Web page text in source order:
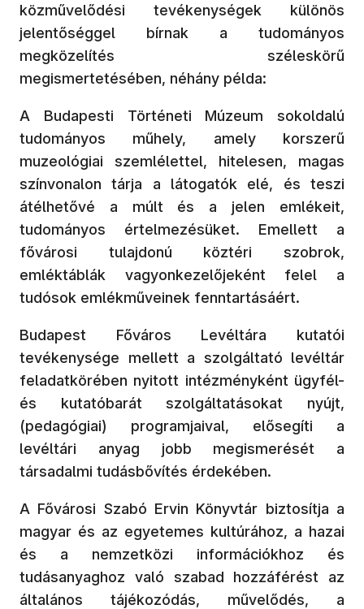
közművelődési tevékenységek különös
jelentőséggel bírnak a tudományos
megközelítés széleskörű
megismertetésében, néhány példa:
A Budapesti Történeti Múzeum sokoldalú
tudományos műhely, amely korszerű
muzeológiai szemlélettel, hitelesen, magas
színvonalon tárja a látogatók elé, és teszi
átélhetővé a múlt és a jelen emlékeit,
tudományos értelmezésüket. Emellett a
fővárosi tulajdonú köztéri szobrok,
emléktáblák vagyonkezelőjeként felel a
tudósok emlékműveinek fenntartásáért.
Budapest Főváros Levéltára kutatói
tevékenysége mellett a szolgáltató levéltár
feladatkörében nyitott intézményként ügyfél-
és kutatóbarát szolgáltatásokat nyújt,
(pedagógiai) programjaival, elősegíti a
levéltári anyag jobb megismerését a
társadalmi tudásbővítés érdekében.
A Fővárosi Szabó Ervin Könyvtár biztosítja a
magyar és az egyetemes kultúrához, a hazai
és a nemzetközi információkhoz és
tudásanyaghoz való szabad hozzáférést az
általános tájékozódás, művelődés, a